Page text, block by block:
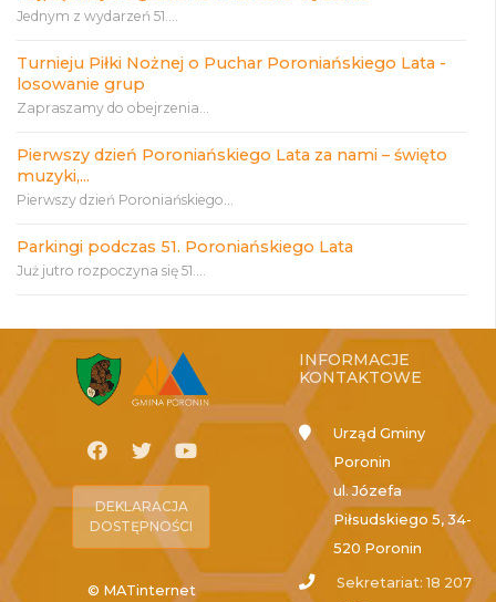
Jednym z wydarzeń 51....
Turnieju Piłki Nożnej o Puchar Poroniańskiego Lata -
losowanie grup
Zapraszamy do obejrzenia...
Pierwszy dzień Poroniańskiego Lata za nami – święto
muzyki,...
Pierwszy dzień Poroniańskiego...
Parkingi podczas 51. Poroniańskiego Lata
Już jutro rozpoczyna się 51....
DEKLARACJA
DOSTĘPNOŚCI
© MATinternet
INFORMACJE
KONTAKTOWE
Urząd Gminy
Poronin
ul. Józefa
Piłsudskiego 5, 34-
520 Poronin
Sekretariat: 18 207